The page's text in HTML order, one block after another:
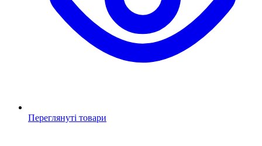
Переглянуті товари